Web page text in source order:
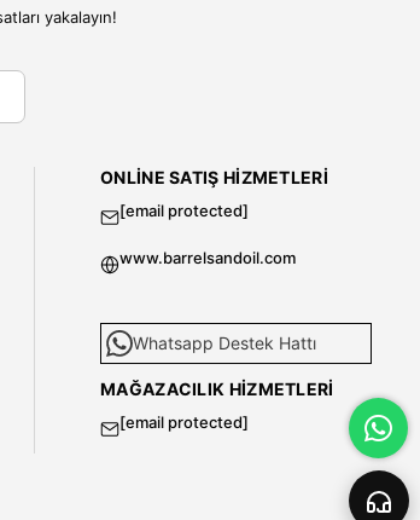
yakalayın!
ONLINE SATIŞ HIZMETLERI
[email protected]
www.barrelsandoil.com
Whatsapp Destek Hattı
MAĞAZACILIK HIZMETLERI
[email protected]